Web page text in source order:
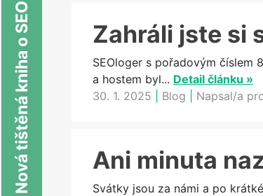
Nová tištěná kniha o SEO Zahráli jste si
SEOloger s pořadovým číslem
a hostem byl... Detail článku »
30. 1. 2025
Blog Napsal/a
Ani minuta
Svátky jsou za námi a po